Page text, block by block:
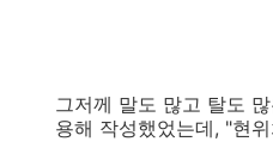
그저께 말도 많고 탈도
용해 작성했었는데, "현